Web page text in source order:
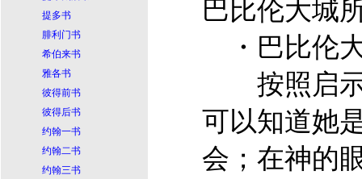
提多书
腓利门书
希伯来书
雅各书
彼得前书
彼得后书
约翰一书
约翰二书
约翰三书
巴比伦大城
・巴比伦
按照启示
可以知道她
会；在神的